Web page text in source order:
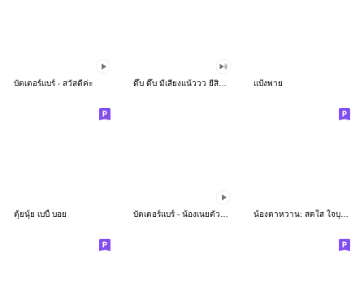
บัตเตอร์แบร์ - สวัสดีค่ะ แป้งพาย
ตุ้ยนุ้ย เบบี้ บอย น้องตาหวาน: สดใส ใจบุญ (สีพาสเทล)